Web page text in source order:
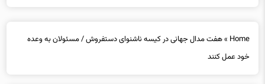
Home
»هفت مدال جهانی در کیسه ناشنوای دستفروش / مسئولان به وعده
خود عمل کنند